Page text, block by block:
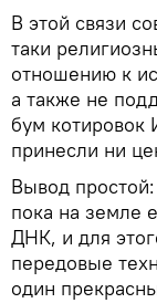
В этой связи
таки
отношению к
а также не
бум
принесли ни
Вывод
пока на земле
ДНК, и для
передовые
один